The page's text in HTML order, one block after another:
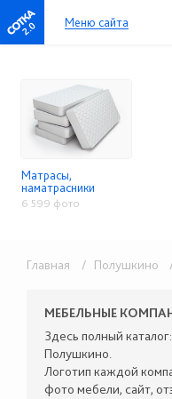
2.0 Меню сайта
Матрасы,
наматрасники
6 599 фото
Главная / Полушкино
МЕБЕЛЬНЫЕ
Здесь полный
Полушкино.
Логотип каждой
фото мебели, сайт,